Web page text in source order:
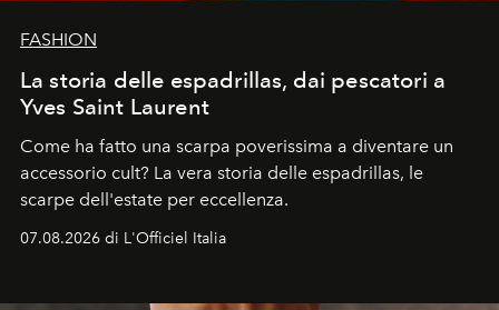
FASHION
La storia delle espadrillas, dai pescatori a
Yves Saint Laurent
Come ha fatto una scarpa poverissima a diventare un
accessorio cult? La vera storia delle espadrillas, le
scarpe dell'estate per eccellenza.
07.08.2026 di L'Officiel Italia